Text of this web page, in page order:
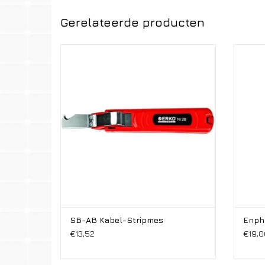
Gerelateerde producten
SB-AB Kabel-Stripmes
€13,52